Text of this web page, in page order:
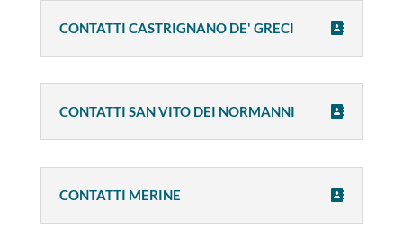
CONTATTI CASTRIGNANO DE' GRECI
CONTATTI SAN VITO DEI NORMANNI
CONTATTI MERINE